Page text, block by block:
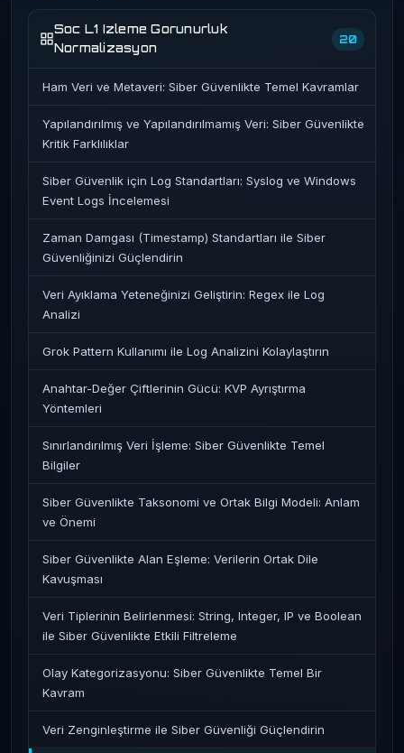
Soc L1 Izleme Gorunurluk
Normalizasyon
20
Ham Veri ve Metaveri: Siber Güvenlikte Temel Kavramlar
Yapılandırılmış ve Yapılandırılmamış Veri: Siber Güvenlikte
Kritik Farklılıklar
Siber Güvenlik için Log Standartları: Syslog ve Windows
Event Logs İncelemesi
Zaman Damgası (Timestamp) Standartları ile Siber
Güvenliğinizi Güçlendirin
Veri Ayıklama Yeteneğinizi Geliştirin: Regex ile Log
Analizi
Grok Pattern Kullanımı ile Log Analizini Kolaylaştırın
Anahtar-Değer Çiftlerinin Gücü: KVP Ayrıştırma
Yöntemleri
Sınırlandırılmış Veri İşleme: Siber Güvenlikte Temel
Bilgiler
Siber Güvenlikte Taksonomi ve Ortak Bilgi Modeli: Anlam
ve Önemi
Siber Güvenlikte Alan Eşleme: Verilerin Ortak Dile
Kavuşması
Veri Tiplerinin Belirlenmesi: String, Integer, IP ve Boolean
ile Siber Güvenlikte Etkili Filtreleme
Olay Kategorizasyonu: Siber Güvenlikte Temel Bir
Kavram
Veri Zenginleştirme ile Siber Güvenliği Güçlendirin